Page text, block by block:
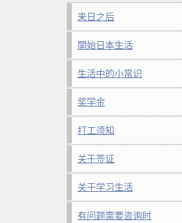
来日之后
開始日本生活
生活中的小常识
奖学金
打工须知
关于签证
关于学习生活
有问题需要咨询时